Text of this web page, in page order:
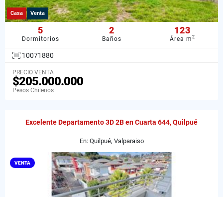
Casa Venta
5
Dormitorios
2
Baños
123
Área m2
10071880
PRECIO VENTA
$205.000.000
Pesos Chilenos
Excelente Departamento 3D 2B en Cuarta 644, Quilpué
En: Quilpué, Valparaiso
VENTA